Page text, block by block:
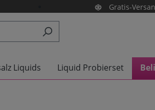
Gratis-
Liquids Liquid Probierset